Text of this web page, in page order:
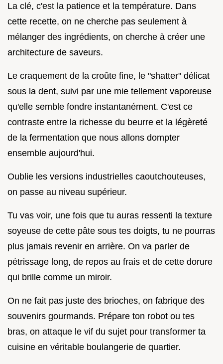
La clé, c'est la patience et la température. Dans
cette recette, on ne cherche pas seulement à
mélanger des ingrédients, on cherche à créer une
architecture de saveurs.
Le craquement de la croûte fine, le "shatter" délicat
sous la dent, suivi par une mie tellement vaporeuse
qu'elle semble fondre instantanément. C'est ce
contraste entre la richesse du beurre et la légèreté
de la fermentation que nous allons dompter
ensemble aujourd'hui.
Oublie les versions industrielles caoutchouteuses,
on passe au niveau supérieur.
Tu vas voir, une fois que tu auras ressenti la texture
soyeuse de cette pâte sous tes doigts, tu ne pourras
plus jamais revenir en arrière. On va parler de
pétrissage long, de repos au frais et de cette dorure
qui brille comme un miroir.
On ne fait pas juste des brioches, on fabrique des
souvenirs gourmands. Prépare ton robot ou tes
bras, on attaque le vif du sujet pour transformer ta
cuisine en véritable boulangerie de quartier.